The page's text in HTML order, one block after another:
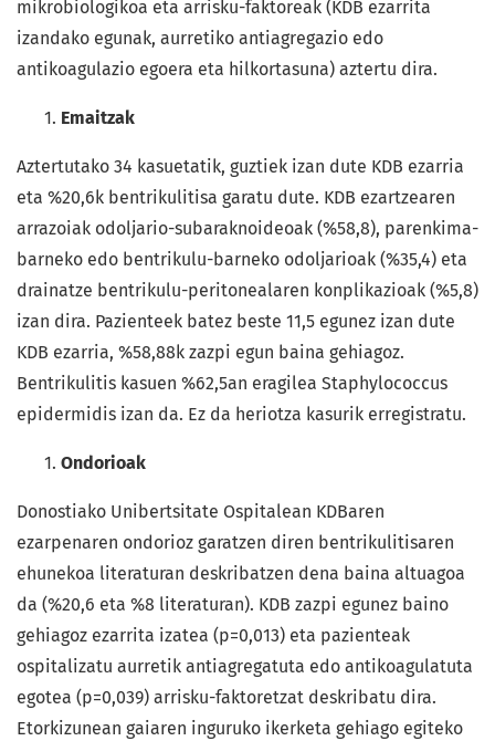
mikrobiologikoa eta arrisku-faktoreak (KDB ezarrita
izandako egunak, aurretiko antiagregazio edo
antikoagulazio egoera eta hilkortasuna) aztertu dira.
Emaitzak
Aztertutako 34 kasuetatik, guztiek izan dute KDB ezarria
eta %20,6k bentrikulitisa garatu dute. KDB ezartzearen
arrazoiak odoljario-subaraknoideoak (%58,8), parenkima-
barneko edo bentrikulu-barneko odoljarioak (%35,4) eta
drainatze bentrikulu-peritonealaren konplikazioak (%5,8)
izan dira. Pazienteek batez beste 11,5 egunez izan dute
KDB ezarria, %58,88k zazpi egun baina gehiagoz.
Bentrikulitis kasuen %62,5an eragilea Staphylococcus
epidermidis izan da. Ez da heriotza kasurik erregistratu.
Ondorioak
Donostiako Unibertsitate Ospitalean KDBaren
ezarpenaren ondorioz garatzen diren bentrikulitisaren
ehunekoa literaturan deskribatzen dena baina altuagoa
da (%20,6 eta %8 literaturan). KDB zazpi egunez baino
gehiagoz ezarrita izatea (p=0,013) eta pazienteak
ospitalizatu aurretik antiagregatuta edo antikoagulatuta
egotea (p=0,039) arrisku-faktoretzat deskribatu dira.
Etorkizunean gaiaren inguruko ikerketa gehiago egiteko